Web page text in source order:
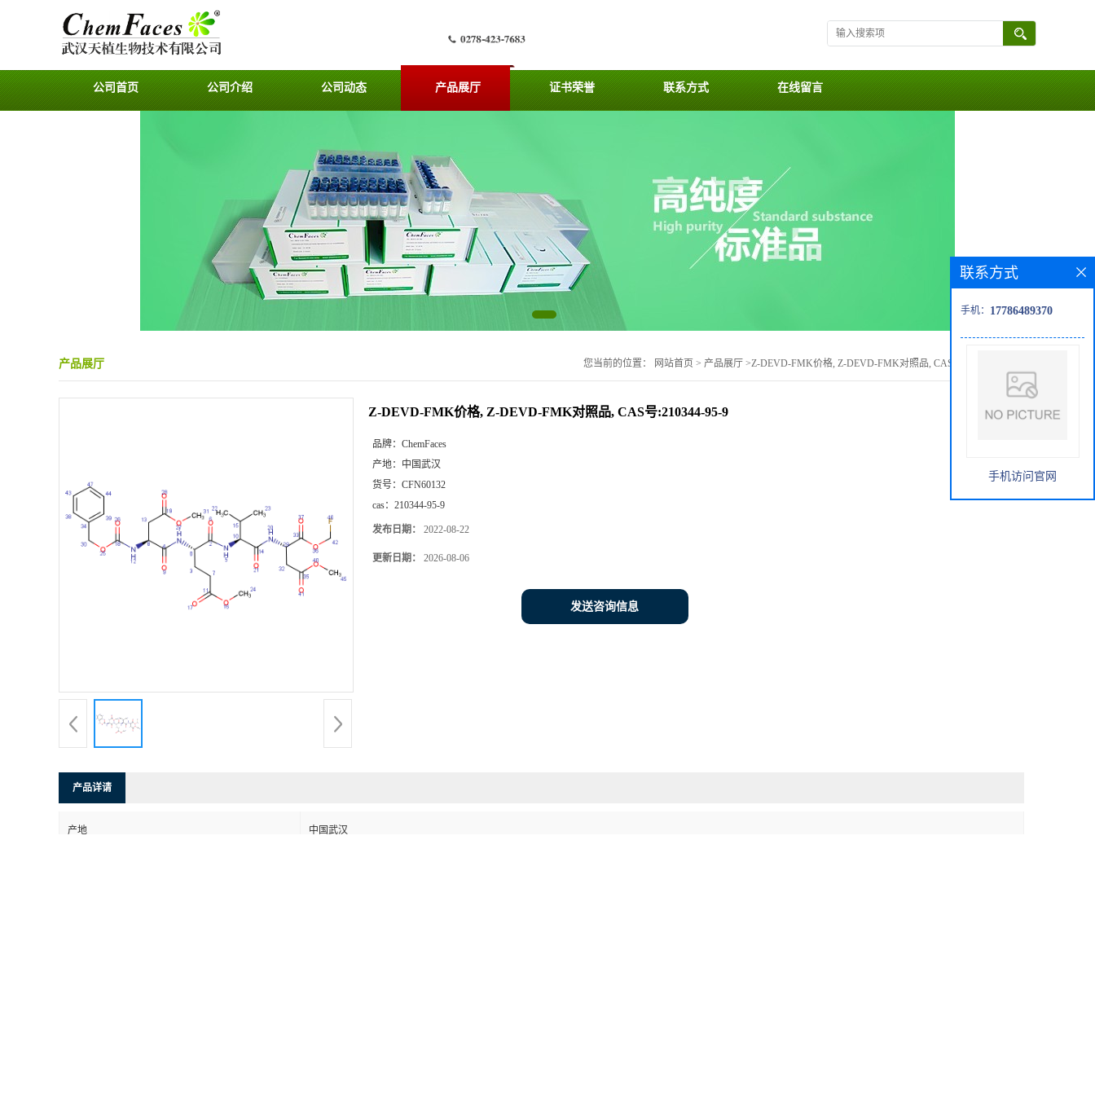
公司首页 公司介绍 公司动态 产品展厅 证书荣誉 联系方式 在线留言
产品展厅 您当前的位置： 网站首页 > 产品展厅 >Z-DEVD-FMK价格, Z-DEVD-FMK对照品, CAS号:210344-95-9
Z-DEVD-FMK价格, Z-DEVD-FMK对照品, CAS号:210344-95-9
品牌： ChemFaces
产地： 中国武汉
货号： CFN60132
cas： 210344-95-9
发布日期： 2022-08-22
更新日期： 2026-08-06
发送咨询信息
产品详请
产地 中国武汉
联系方式
手机： 17786489370
手机访问官网